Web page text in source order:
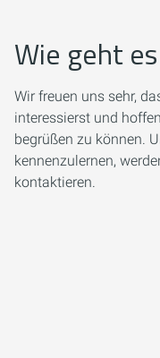
Wie geht
Wir freuen uns sehr,
interessierst und
begrüßen zu können.
kennenzulernen,
kontaktieren.